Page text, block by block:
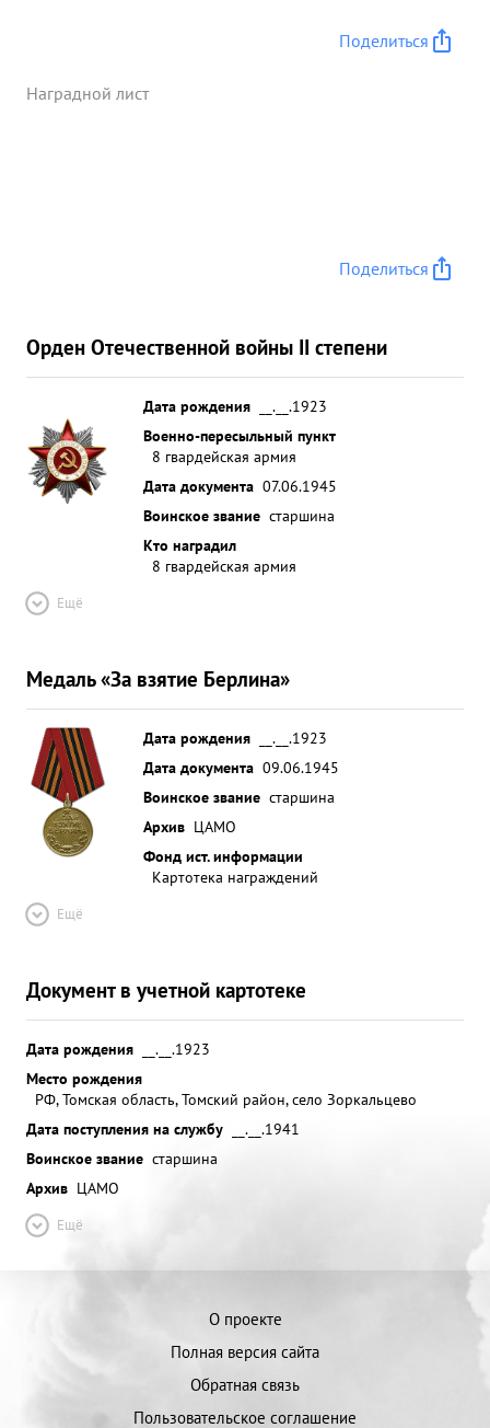
Поделиться
Наградной лист
Поделиться
Орден Отечественной войны II степени
Дата рождения
__.__.1923
Военно-пересыльный пункт
8 гвардейская армия
Дата документа 07.06.1945
Воинское звание старшина
Кто наградил
8 гвардейская армия
Ещё
Медаль «За взятие Берлина»
Дата рождения
__.__.1923
Дата документа 09.06.1945
Воинское звание старшина
Архив ЦАМО
Фонд ист. информации
Картотека награждений
Ещё
Документ в учетной картотеке
Дата рождения
__.__.1923
Место рождения
РФ, Томская область, Томский район, село Зоркальцево
Дата поступления на службу
__.__.1941
Воинское звание старшина
Архив ЦАМО
Ещё
О проекте
Полная версия сайта
Обратная связь
Пользовательское соглашение